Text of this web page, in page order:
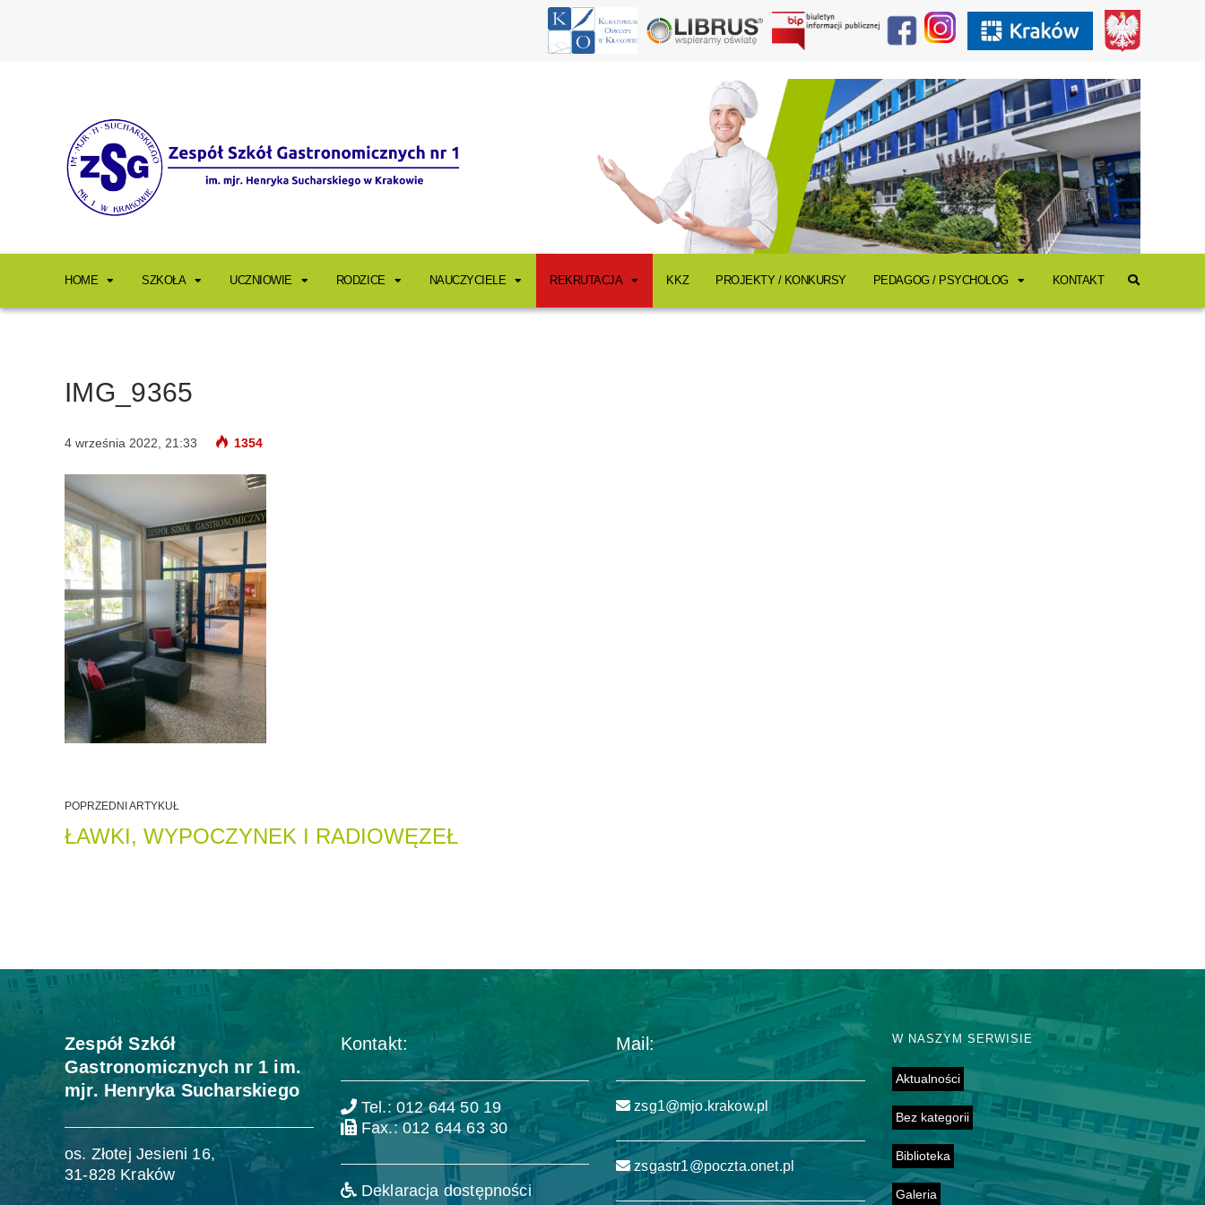
HOME SZKOŁA UCZNIOWIE RODZICE NAUCZYCIELE REKRUTACJA KKZ PROJEKTY / KONKURSY PEDAGOG / PSYCHOLOG KONTAKT
IMG_9365
4 września 2022, 21:33 1354
POPRZEDNI ARTYKUŁ
ŁAWKI, WYPOCZYNEK I RADIOWĘZEŁ
Zespół Szkół
Gastronomicznych nr 1 im.
mjr. Henryka Sucharskiego
os. Złotej Jesieni 16,
31-828 Kraków
Kontakt:
Tel.: 012 644 50 19
Fax.: 012 644 63 30
Deklaracja dostępności
Mail:
zsg1@mjo.krakow.pl
zsgastr1@poczta.onet.pl
W NASZYM SERWISIE
Aktualności
Bez kategorii
Biblioteka
Galeria